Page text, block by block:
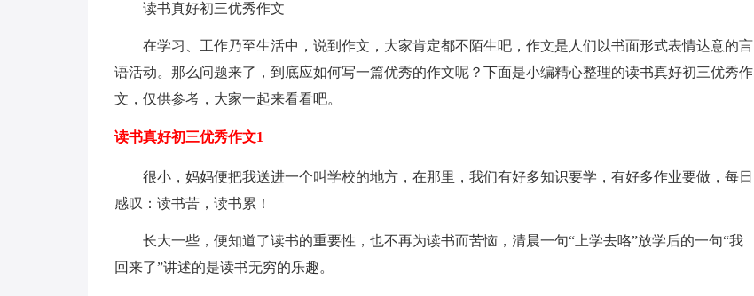
读书真好初三优秀作文
在学习、工作乃至生活中，说到作文，大家肯定都不陌生吧，作文是人们以书面形式表情达意的言
语活动。那么问题来了，到底应如何写一篇优秀的作文呢？下面是小编精心整理的读书真好初三优秀作
文，仅供参考，大家一起来看看吧。
读书真好初三优秀作文1
很小，妈妈便把我送进一个叫学校的地方，在那里，我们有好多知识要学，有好多作业要做，每日
感叹：读书苦，读书累！
长大一些，便知道了读书的重要性，也不再为读书而苦恼，清晨一句“上学去咯”放学后的一句“我
回来了”讲述的是读书无穷的乐趣。